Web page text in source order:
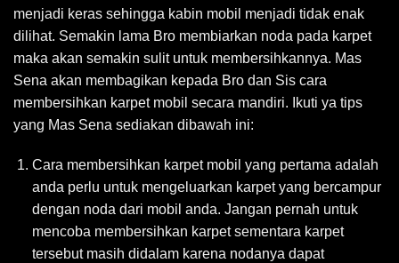
menjadi keras sehingga kabin mobil menjadi tidak enak
dilihat. Semakin lama Bro membiarkan noda pada karpet
maka akan semakin sulit untuk membersihkannya. Mas
Sena akan membagikan kepada Bro dan Sis cara
membersihkan karpet mobil secara mandiri. Ikuti ya tips
yang Mas Sena sediakan dibawah ini:
Cara membersihkan karpet mobil yang pertama adalah
anda perlu untuk mengeluarkan karpet yang bercampur
dengan noda dari mobil anda. Jangan pernah untuk
mencoba membersihkan karpet sementara karpet
tersebut masih didalam karena nodanya dapat